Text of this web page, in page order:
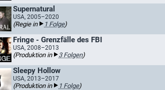
Supernatural
USA, 2005–2020
(Regie in 1 Folge)
Fringe - Grenzfälle des FBI
USA, 2008–2013
(Produktion in 3 Folgen)
Sleepy Hollow
USA, 2013–2017
(Produktion in 1 Folge)